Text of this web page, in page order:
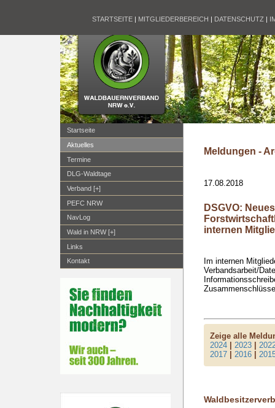
STARTSEITE | MITGLIEDERBEREICH | DATENSCHUTZ |
Startseite
Aktuelles
Termine
DLG-Waldtage
Verband [+]
PEFC NRW
NavLog
Wald in NRW [+]
Links
Kontakt
Meldungen -
17.08.2018
DSGVO:
internen
Im internen
Verbandsarbeit/
Zeige alle
2024 |2023 |
2017 |2016 |